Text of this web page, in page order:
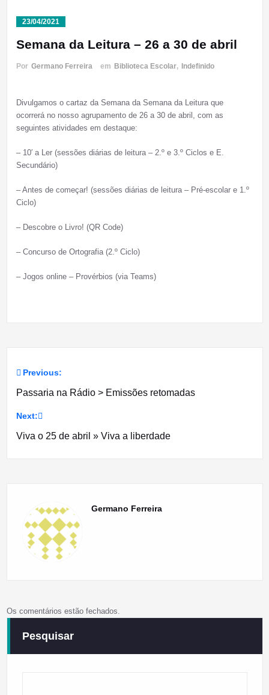
23/04/2021
Semana da Leitura – 26 a 30 de abril
Por Germano Ferreira em Biblioteca Escolar, Indefinido
Divulgamos o cartaz da Semana da Semana da Leitura que
ocorrerá no nosso agrupamento de 26 a 30 de abril, com as
seguintes atividades em destaque:
– 10′ a Ler (sessões diárias de leitura – 2.º e 3.º Ciclos e E.
Secundário)
– Antes de começar! (sessões diárias de leitura – Pré-escolar e 1.º
Ciclo)
– Descobre o Livro! (QR Code)
– Concurso de Ortografia (2.º Ciclo)
– Jogos online – Provérbios (via Teams)
Navegação
artigos
Previous:
Passaria na Rádio > Emissões retomadas
Next:
Viva o 25 de abril » Viva a liberdade
Germano Ferreira
Os comentários estão fechados.
Pesquisar